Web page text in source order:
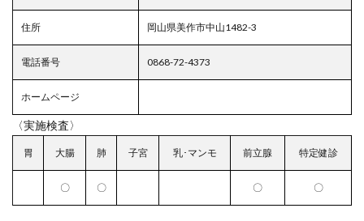
住所 岡山県美作市中山1482-3
電話番号 0868-72-4373
ホームページ
〈実施検査〉
胃 大腸 肺 子宮 乳･マンモ 前立腺 特定健診
〇 〇 〇 〇